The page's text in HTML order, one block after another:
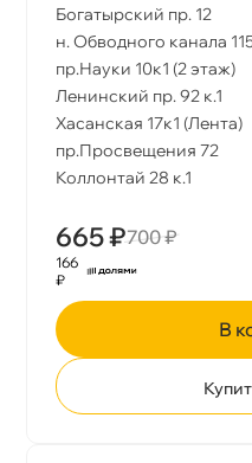
Богатырский пр. 12
н. Обводного канала
пр.Науки 10к1 (2 этаж)
Ленинский пр. 92 к.1
Хасанская 17к1 (Лента)
пр.Просвещения 72
Коллонтай 28 к.1
665 ₽700 ₽
166
₽